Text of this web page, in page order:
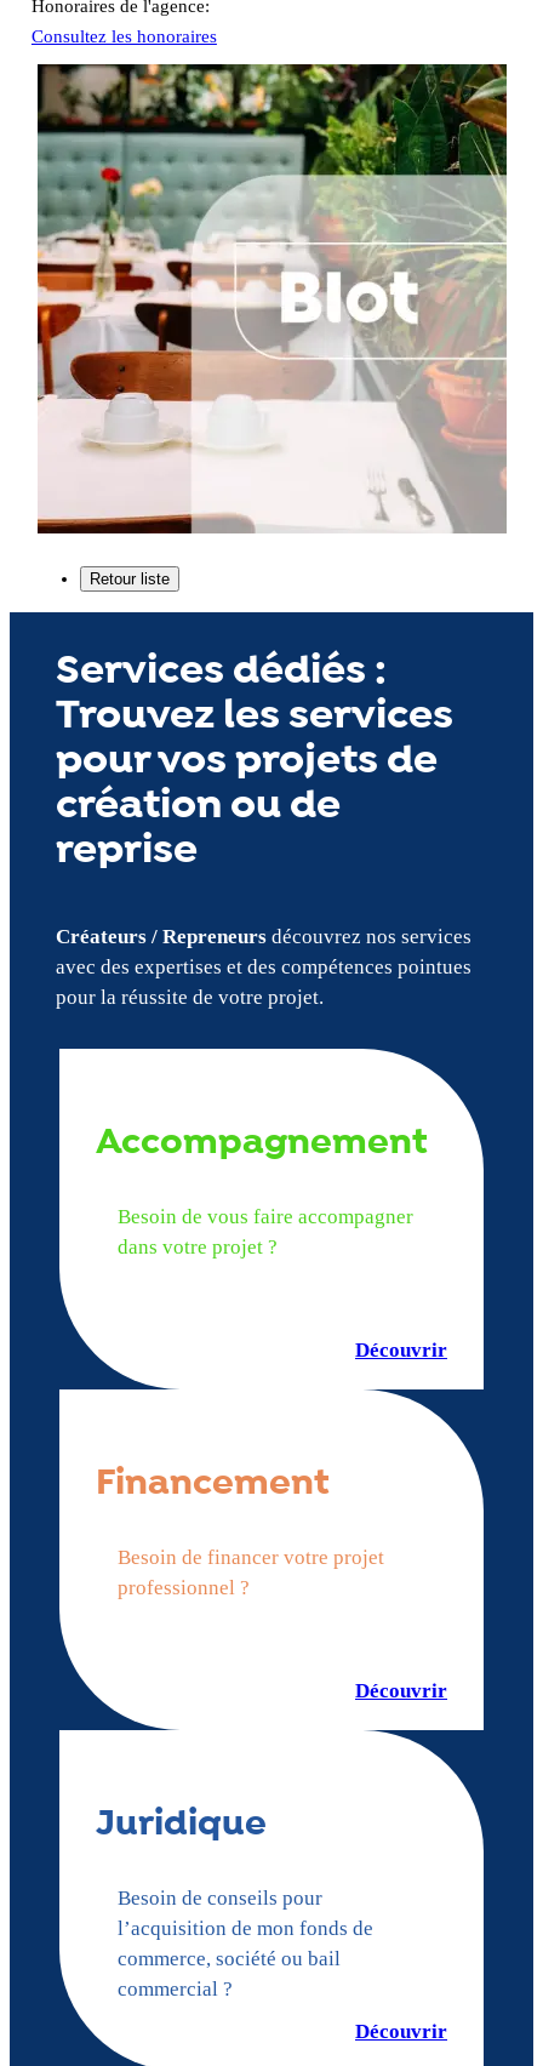
Honoraires de l'agence:
Consultez les honoraires
Services dédiés :
Trouvez les services
pour vos projets de
création ou de
reprise
Créateurs / Repreneursdécouvrez nos services
avec des expertises et des compétences pointues
pour la réussite de votre projet.
Accompagnement
Besoin de vous faire accompagner
dans votre projet ?
Découvrir
Financement
Besoin de financer votre projet
professionnel ?
Découvrir
Juridique
Besoin de conseils pour
l’acquisition de mon fonds de
commerce, société ou bail
commercial ?
Découvrir